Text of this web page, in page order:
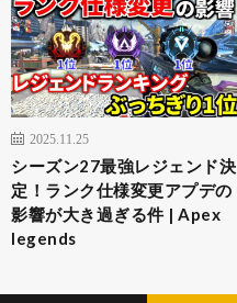
2025.11.25
シーズン27最強レジェンド決
定！ランク仕様変更アプデの
影響が大き過ぎる件 | Apex
legends